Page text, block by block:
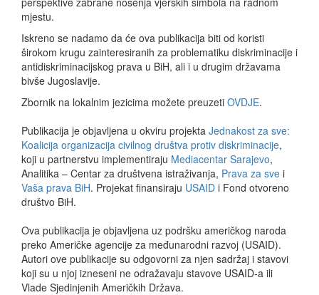
mjestu.
Iskreno se nadamo da će ova publikacija biti od koristi
širokom krugu zainteresiranih za problematiku diskriminacije i
antidiskriminacijskog prava u BiH, ali i u drugim državama
bivše Jugoslavije.
Zbornik na lokalnim jezicima možete preuzeti OVDJE.
Publikacija je objavljena u okviru projekta Jednakost za sve:
Koalicija organizacija civilnog društva protiv diskriminacije,
koji u partnerstvu implementiraju Mediacentar Sarajevo,
Analitika – Centar za društvena istraživanja, Prava za sve i
Vaša prava BiH. Projekat finansiraju USAID i Fond otvoreno
društvo BiH.
Ova publikacija je objavljena uz podršku američkog naroda
preko Američke agencije za međunarodni razvoj (USAID).
Autori ove publikacije su odgovorni za njen sadržaj i stavovi
koji su u njoj izneseni ne odražavaju stavove USAID-a ili
Vlade Sjedinjenih Američkih Država.